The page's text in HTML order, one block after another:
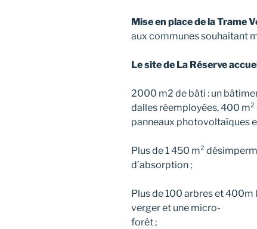
Mise en place de la Trame
aux communes souhaitant
Le site de La Réserve
2000 m2 de bâti : un
dalles réemployées, 400 m²
panneaux photovoltaïques
Plus de 1 450 m²
d’absorption ;
Plus de 100 arbres et 400m
verger et une micro-
forêt ;